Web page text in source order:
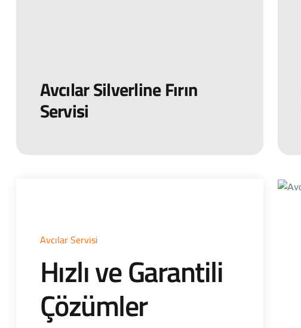
Avcılar Silverline Fırın
Servisi
Avcılar Servisi
Hızlı ve Garantili
Çözümler